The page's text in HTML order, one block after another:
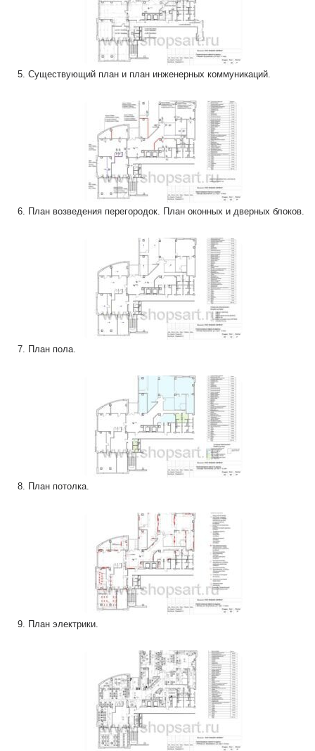
5. Существующий план и план инженерных коммуникаций.
6. План возведения перегородок. План оконных и дверных блоков.
7. План пола.
8. План потолка.
9. План электрики.